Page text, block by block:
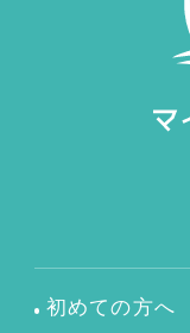
初めての方へ